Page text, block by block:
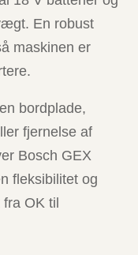
En robust
maskinen er
bordplade,
fjernelse af
Bosch GEX
fleksibilitet og
OK til